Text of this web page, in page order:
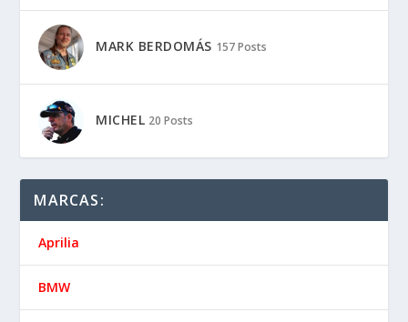
MARK BERDOMÁS 157 Posts
MICHEL 20 Posts
MARCAS:
Aprilia
BMW